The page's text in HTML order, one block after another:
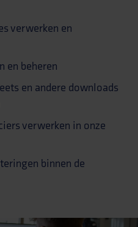
verwerken en
en beheren
en andere downloads
verwerken in onze
binnen de